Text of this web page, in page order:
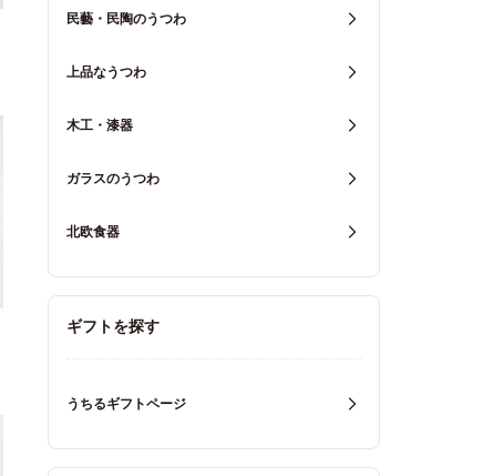
民藝・民陶のうつわ
上品なうつわ
木工・漆器
ガラスのうつわ
北欧食器
ギフトを探す
うちるギフトページ